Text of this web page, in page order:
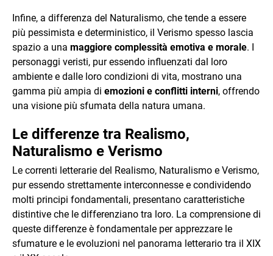
Infine, a differenza del Naturalismo, che tende a essere
più pessimista e deterministico, il Verismo spesso lascia
spazio a una maggiore complessità emotiva e morale. I
personaggi veristi, pur essendo influenzati dal loro
ambiente e dalle loro condizioni di vita, mostrano una
gamma più ampia di emozioni e conflitti interni, offrendo
una visione più sfumata della natura umana.
Le differenze tra Realismo,
Naturalismo e Verismo
Le correnti letterarie del Realismo, Naturalismo e Verismo,
pur essendo strettamente interconnesse e condividendo
molti principi fondamentali, presentano caratteristiche
distintive che le differenziano tra loro. La comprensione di
queste differenze è fondamentale per apprezzare le
sfumature e le evoluzioni nel panorama letterario tra il XIX